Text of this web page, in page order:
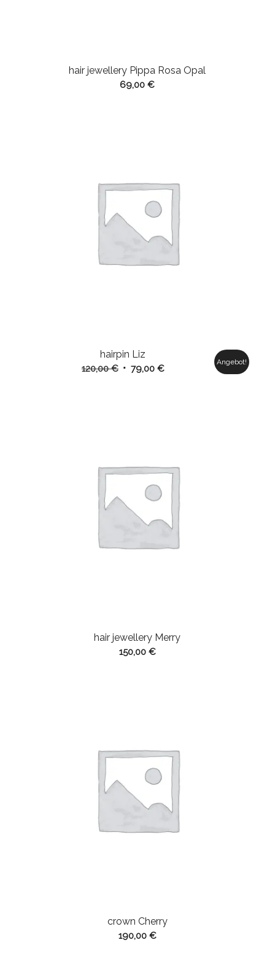
hair jewellery Pippa Rosa Opal
69,00€
hairpin Liz
120,00€ Ursprünglicher
79,00 €Aktueller
Angebot!
hair jewellery Merry
150,00 €
crown Cherry
190,00 €